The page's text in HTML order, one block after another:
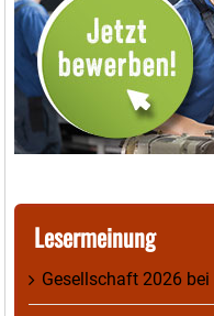
Lesermeinung
Gesellschaft 2026 bei